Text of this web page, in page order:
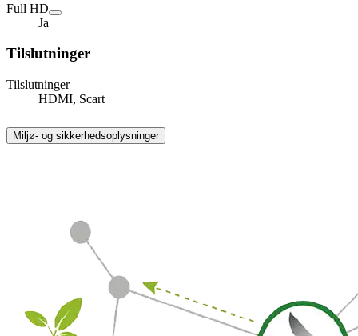
Full HD
Ja
Tilslutninger
Tilslutninger
HDMI, Scart
Miljø- og sikkerhedsoplysninger